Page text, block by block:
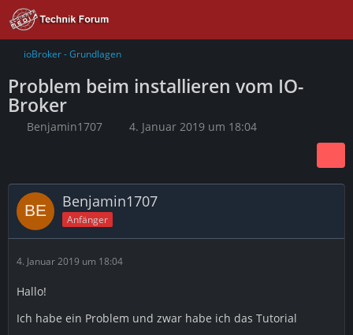
ioBroker - Grundlagen
Problem beim installieren vom IO-
Broker
Benjamin1707 4. Januar 2019 um 18:04
Benjamin1707
Anfänger
4. Januar 2019 um 18:04
Hallo!
Ich habe ein Problem und zwar habe ich das Tutorial